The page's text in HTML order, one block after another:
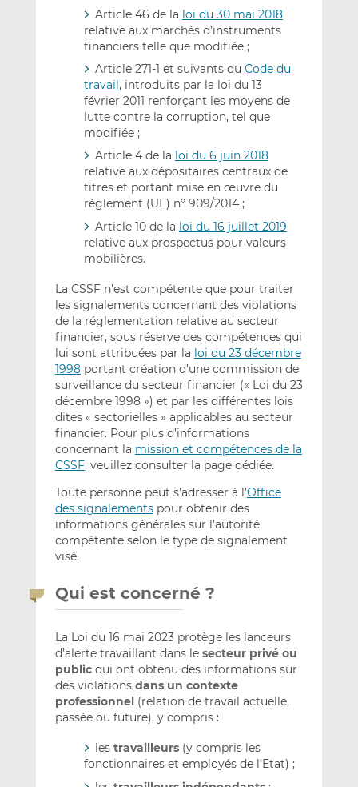
Article 46 de la loi du 30 mai 2018
relative aux marchés d’instruments
financiers telle que modifiée ;
Article 271-1 et suivants du Code du
travail, introduits par la loi du 13
février 2011 renforçant les moyens de
lutte contre la corruption, tel que
modifiée ;
Article 4 de la loi du 6 juin 2018
relative aux dépositaires centraux de
titres et portant mise en œuvre du
règlement (UE) n° 909/2014 ;
Article 10 de la loi du 16 juillet 2019
relative aux prospectus pour valeurs
mobilières.
La CSSF n’est compétente que pour traiter
les signalements concernant des violations
de la réglementation relative au secteur
financier, sous réserve des compétences qui
lui sont attribuées par la loi du 23 décembre
1998portant création d’une commission de
surveillance du secteur financier (« Loi du 23
décembre 1998 ») et par les différentes lois
dites « sectorielles » applicables au secteur
financier. Pour plus d’informations
concernant la mission et compétences de la
CSSF, veuillez consulter la page dédiée.
Toute personne peut s’adresser à l’Office
des signalementspour obtenir des
informations générales sur l’autorité
compétente selon le type de signalement
visé.
Qui est concerné ?
La Loi du 16 mai 2023 protège les lanceurs
d’alerte travaillant dans le secteur privé ou
publicqui ont obtenu des informations sur
des violations dans un contexte
professionnel (relation de travail actuelle,
passée ou future), y compris :
les travailleurs(y compris les
fonctionnaires et employés de l’Etat) ;